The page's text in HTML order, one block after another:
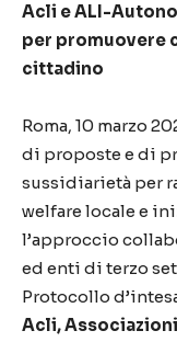
Acli e ALI-
per promuovere
cittadino
Roma, 10 marzo
di proposte e di
sussidiarietà per
welfare locale e
l’approccio
ed enti di terzo
Protocollo
Acli,